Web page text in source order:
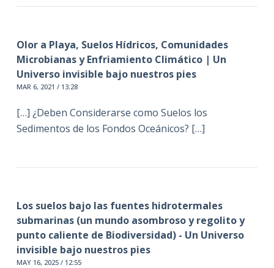
Olor a Playa, Suelos Hídricos, Comunidades
Microbianas y Enfriamiento Climático | Un
Universo invisible bajo nuestros pies
MAR 6, 2021 / 13:28
[…] ¿Deben Considerarse como Suelos los
Sedimentos de los Fondos Oceánicos? […]
Los suelos bajo las fuentes hidrotermales
submarinas (un mundo asombroso y regolito y
punto caliente de Biodiversidad) - Un Universo
invisible bajo nuestros pies
MAY 16, 2025 / 12:55